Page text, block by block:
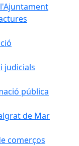
judicials
pública
de Mar
comerços